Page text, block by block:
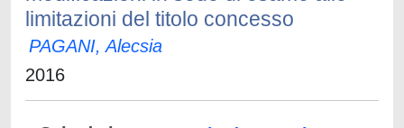
limitazioni del titolo concesso
PAGANI, Alecsia
2016